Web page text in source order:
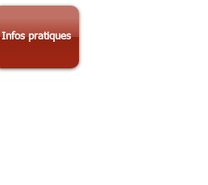
Infos pratiques